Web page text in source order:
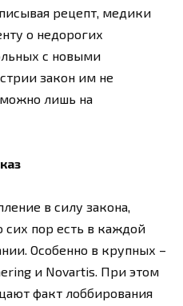
рецепт, медики
о недорогих
с новыми
закон им не
можно лишь на
в силу закона,
сих пор есть в каждой
Особенно в крупных –
и Novartis. При этом
факт лоббирования